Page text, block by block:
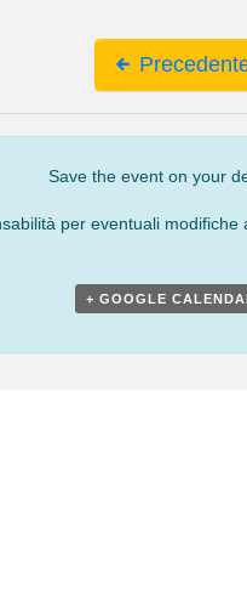
Save the event on your
per eventuali
+ GOOGLE